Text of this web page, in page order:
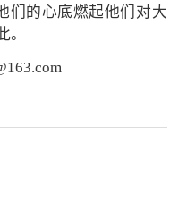
们的心底燃起他们对大
。